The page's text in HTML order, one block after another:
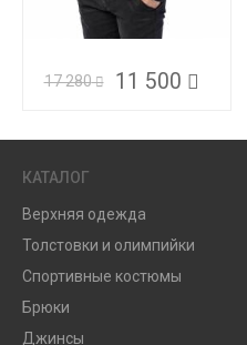
17 280 11 500
КАТАЛОГ
Верхняя одежда
Толстовки и олимпийки
Спортивные костюмы
Брюки
Джинсы